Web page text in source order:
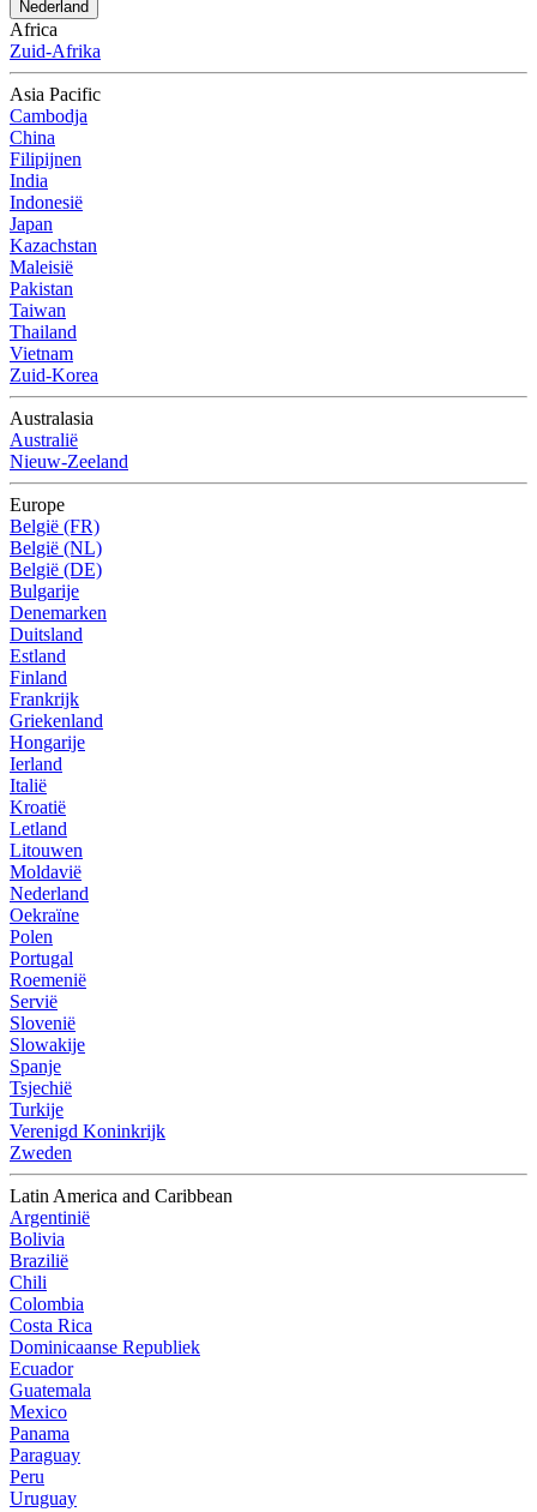
Nederland
Africa
Zuid-Afrika
Asia Pacific
Cambodja
China
Filipijnen
India
Indonesië
Japan
Kazachstan
Maleisië
Pakistan
Taiwan
Thailand
Vietnam
Zuid-Korea
Australasia
Australië
Nieuw-Zeeland
Europe
België (FR)
België (NL)
België (DE)
Bulgarije
Denemarken
Duitsland
Estland
Finland
Frankrijk
Griekenland
Hongarije
Ierland
Italië
Kroatië
Letland
Litouwen
Moldavië
Nederland
Oekraïne
Polen
Portugal
Roemenië
Servië
Slovenië
Slowakije
Spanje
Tsjechië
Turkije
Verenigd Koninkrijk
Zweden
Latin America and Caribbean
Argentinië
Bolivia
Brazilië
Chili
Colombia
Costa Rica
Dominicaanse Republiek
Ecuador
Guatemala
Mexico
Panama
Paraguay
Peru
Uruguay